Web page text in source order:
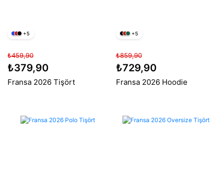
+5
₺459,90
₺379,90
Fransa 2026 Tişört
+5
₺859,90
₺729,90
Fransa 2026 Hoodie